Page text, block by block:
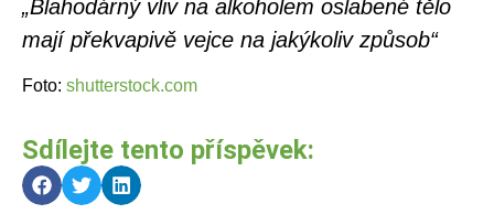
„Blahodárný vliv na alkoholem oslabené tělo
mají překvapivě vejce na jakýkoliv způsob“
Foto: shutterstock.com
Sdílejte tento příspěvek: